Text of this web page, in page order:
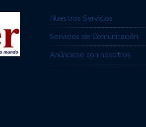
Nuestros Servicios
Servicios de Comunicación
Anúnciese con nosotros